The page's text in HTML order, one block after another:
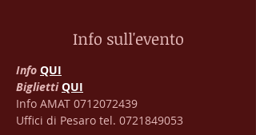
Info sull'evento
Info QUI
Biglietti QUI
Info AMAT 0712072439
Uffici di Pesaro tel. 0721849053